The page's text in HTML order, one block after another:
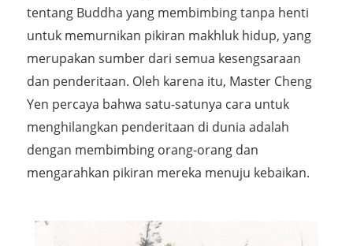
tentang Buddha yang membimbing tanpa henti
untuk memurnikan pikiran makhluk hidup, yang
merupakan sumber dari semua kesengsaraan
dan penderitaan. Oleh karena itu, Master Cheng
Yen percaya bahwa satu-satunya cara untuk
menghilangkan penderitaan di dunia adalah
dengan membimbing orang-orang dan
mengarahkan pikiran mereka menuju kebaikan.